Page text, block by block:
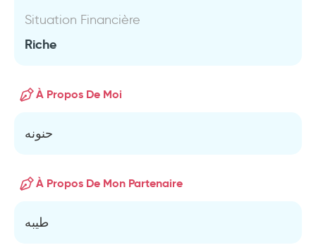
Situation Financière
Riche
À Propos De Moi
حنونه
À Propos De Mon Partenaire
طيبه